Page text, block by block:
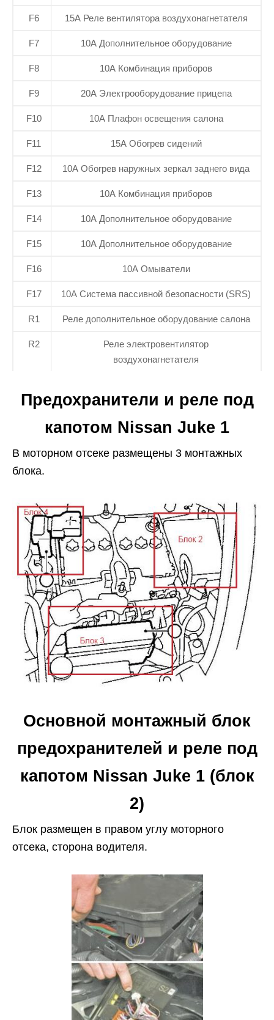
F6 15А Реле вентилятора воздухонагнетателя
F7 10А Дополнительное оборудование
F8 10А Комбинация приборов
F9 20А Электрооборудование прицепа
F10 10А Плафон освещения салона
F11 15А Обогрев сидений
F12 10А Обогрев наружных зеркал заднего вида
F13 10А Комбинация приборов
F14 10А Дополнительное оборудование
F15 10А Дополнительное оборудование
F16 10А Омыватели
F17 10А Система пассивной безопасности (SRS)
R1 Реле дополнительное оборудование салона
R2
Реле электровентилятор
воздухонагнетателя
Предохранители и реле под
капотом Nissan Juke 1
В моторном отсеке размещены 3 монтажных
блока.
Основной монтажный блок
предохранителей и реле под
капотом Nissan Juke 1 (блок
2)
Блок размещен в правом углу моторного
отсека, сторона водителя.